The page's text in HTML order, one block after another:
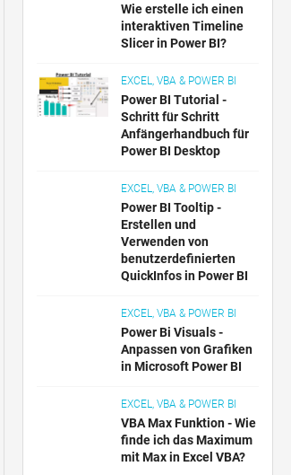
Wie erstelle ich einen
interaktiven Timeline
Slicer in Power BI?
EXCEL, VBA & POWER BI
Power BI Tutorial -
Schritt für Schritt
Anfängerhandbuch für
Power BI Desktop
EXCEL, VBA & POWER BI
Power BI Tooltip -
Erstellen und
Verwenden von
benutzerdefinierten
QuickInfos in Power BI
EXCEL, VBA & POWER BI
Power Bi Visuals -
Anpassen von Grafiken
in Microsoft Power BI
EXCEL, VBA & POWER BI
VBA Max Funktion - Wie
finde ich das Maximum
mit Max in Excel VBA?